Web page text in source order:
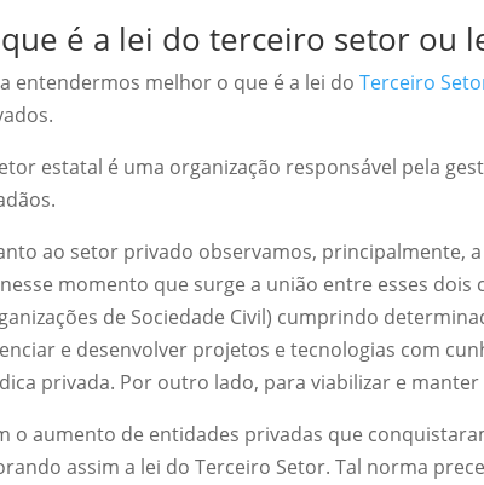
é a lei do terceiro setor ou
entendermos melhor o que é a lei do Terceiro
estatal é uma organização responsável pela
ao setor privado observamos, principalmente,
momento que surge a união entre esses
de Sociedade Civil) cumprindo
e desenvolver projetos e tecnologias com
privada. Por outro lado, para viabilizar e
o aumento de entidades privadas que
assim a lei do Terceiro Setor. Tal norma